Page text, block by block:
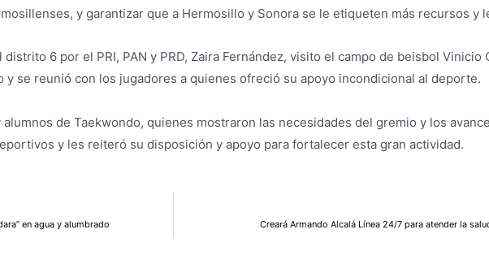
y garantizar que a Hermosillo y Sonora se le etiqueten más recursos y
6 por el PRI, PAN y PRD, Zaira Fernández, visito el campo de beisbol
se reunió con los jugadores a quienes ofreció su apoyo incondicional al deporte.
de Taekwondo, quienes mostraron las necesidades del gremio y los
y les reiteró su disposición y apoyo para fortalecer esta gran actividad.
en agua y alumbrado Creará Armando Alcalá Línea 24/7 para atender la